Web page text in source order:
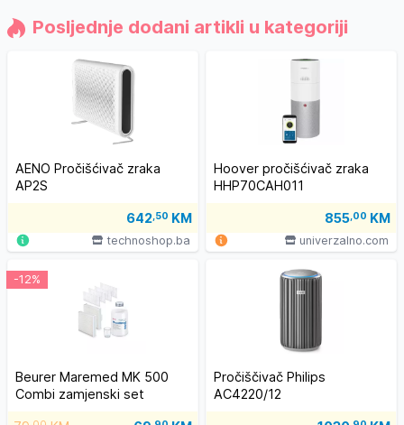
Posljednje dodani artikli u kategoriji
AENO Pročišćivač zraka
AP2S
642,50 KM
technoshop.ba
Hoover pročišćivač zraka
HHP70CAH011
855,00 KM
univerzalno.com
Beurer Maremed MK 500
Combi zamjenski set
-12%
Pročiščivač Philips
AC4220/12